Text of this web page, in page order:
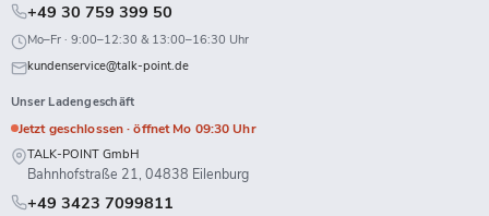
+49 30 759 399 50
Mo–Fr · 9:00–12:30 & 13:00–16:30 Uhr
kundenservice@talk-point.de
Unser Ladengeschäft
Jetzt geschlossen · öffnet Mo 09:30 Uhr
TALK-POINT GmbH
Bahnhofstraße 21, 04838 Eilenburg
+49 3423 7099811